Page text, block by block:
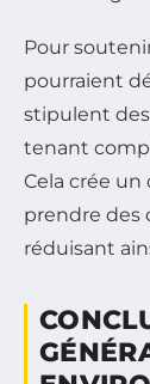
Pour
pourraient
stipulent des
tenant
Cela crée
prendre des
réduisant